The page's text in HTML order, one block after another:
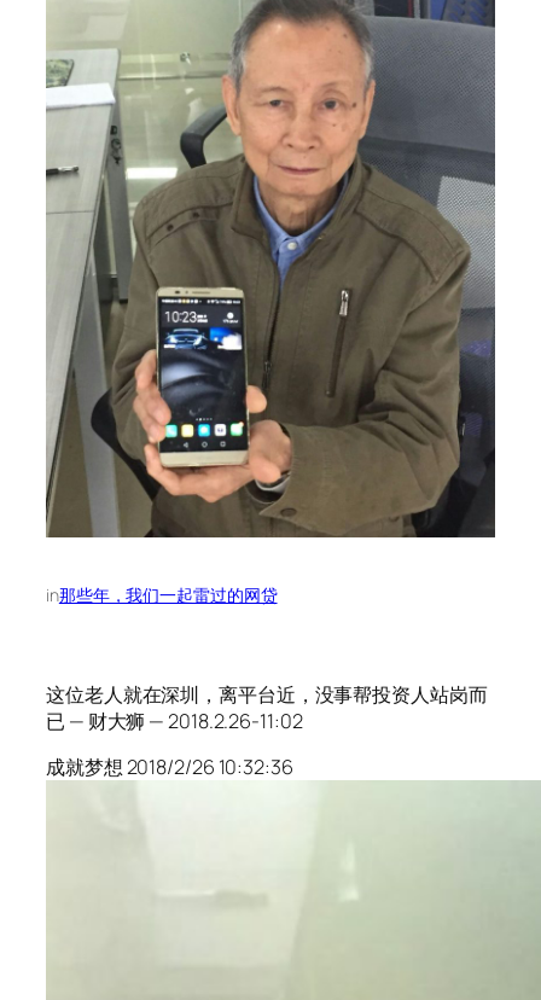
in那些年，我们一起雷过的网贷
这位老人就在深圳，离平台近，没事帮投资人站岗而
已 — 财大狮 — 2018.2.26-11:02
成就梦想 2018/2/26 10:32:36